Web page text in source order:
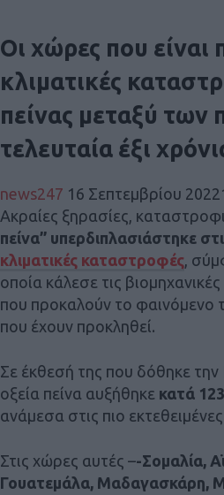
Οι χώρες που είναι
κλιματικές
πείνας μεταξύ των
τελευταία έξι
news247 16 Σεπτεμβρίου
Ακραίες ξηρασίες,
πείνα” υπερδιπλασιάστηκε
κλιματικές καταστροφές,
οποία κάλεσε τις
που προκαλούν το φαινόμενο
που έχουν προκληθεί.
Σε έκθεσή της που δόθηκε
οξεία πείνα αυξήθηκε κατά
ανάμεσα στις πιο
Στις χώρες αυτές –-Σομαλία,
Γουατεμάλα, Μαδαγασκάρη,